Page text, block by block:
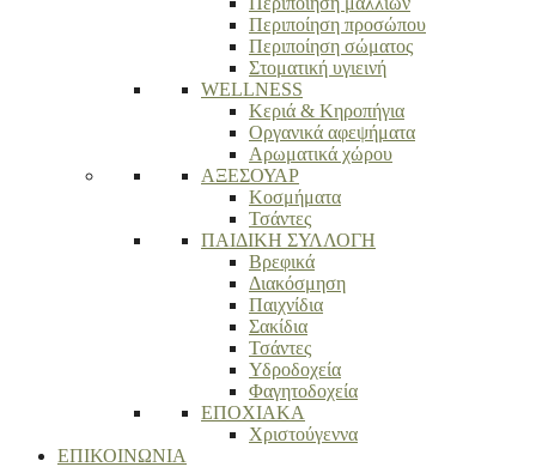
Περιποίηση προσώπου
Περιποίηση σώματος
Στοματική υγιεινή
WELLNESS
Κεριά & Κηροπήγια
Οργανικά αφεψήματα
Αρωματικά χώρου
ΑΞΕΣΟΥΑΡ
Κοσμήματα
Τσάντες
ΠΑΙΔΙΚΗ ΣΥΛΛΟΓΗ
Βρεφικά
Διακόσμηση
Παιχνίδια
Σακίδια
Τσάντες
Υδροδοχεία
Φαγητοδοχεία
ΕΠΟΧΙΑΚΑ
Χριστούγεννα
ΕΠΙΚΟΙΝΩΝΙΑ